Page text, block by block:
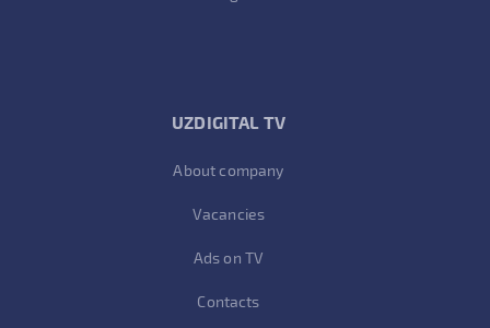
UZDIGITAL TV
About company
Vacancies
Ads on TV
Contacts